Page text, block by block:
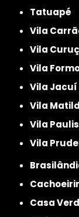
Tatuapé
Vila
Vila
Vila
Vila Jacuí
Vila
Vila
Vila
Casa